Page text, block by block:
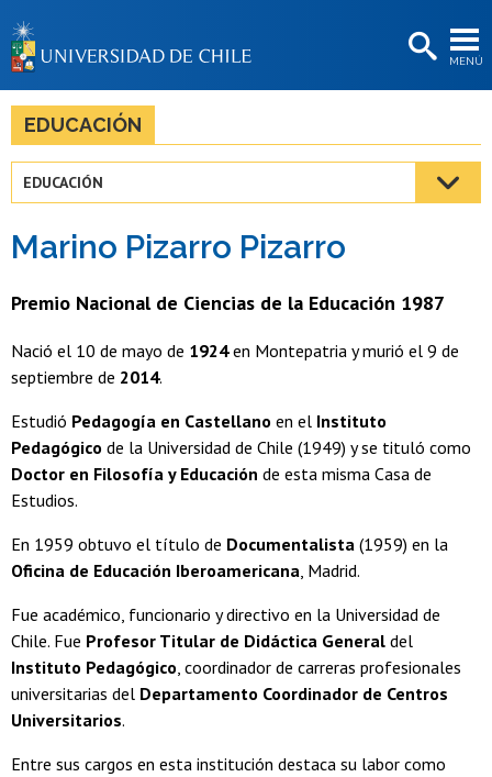
MENÚ
BIBLIOTECAS
Estudiantes
Académicas/os
Funcionarias/os
EDUCACIÓN
EDUCACIÓN
Marino Pizarro Pizarro
Premio Nacional de Ciencias de la Educación 1987
Nació el 10 de mayo de 1924en Montepatria y murió el 9 de
septiembre de 2014.
Estudió Pedagogía en Castellano en el Instituto
Pedagógico de la Universidad de Chile (1949) y se tituló como
Doctor en Filosofía y Educación de esta misma Casa de
Estudios.
En 1959 obtuvo el título de Documentalista (1959) en la
Oficina de Educación Iberoamericana, Madrid.
Fue académico, funcionario y directivo en la Universidad de
Chile. Fue Profesor Titular de Didáctica General del
Instituto Pedagógico, coordinador de carreras profesionales
universitarias del Departamento Coordinador de Centros
Universitarios.
Entre sus cargos en esta institución destaca su labor como